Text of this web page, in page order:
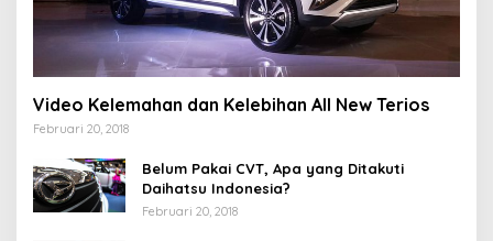
Video Kelemahan dan Kelebihan All New Terios
Februari 20, 2018
Belum Pakai CVT, Apa yang Ditakuti
Daihatsu Indonesia?
Februari 20, 2018